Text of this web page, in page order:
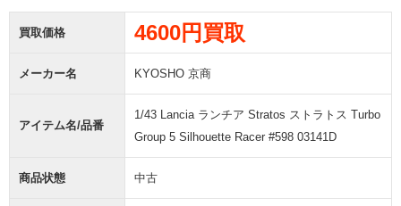
買取価格 4600円買取
メーカー名 KYOSHO 京商
アイテム名/品番
1/43 Lancia ランチア Stratos ストラトス Turbo
Group 5 Silhouette Racer #598 03141D
商品状態 中古